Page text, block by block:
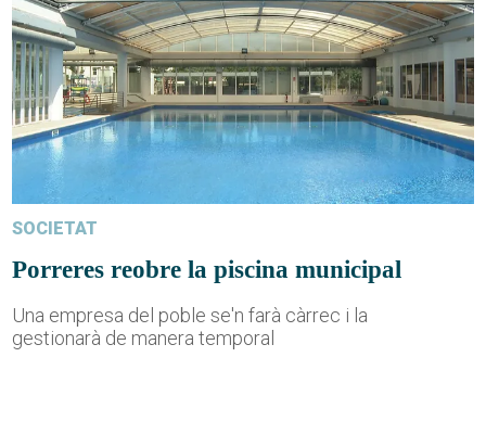
SOCIETAT
Porreres reobre la piscina municipal
Una empresa del poble se'n farà càrrec i la
gestionarà de manera temporal